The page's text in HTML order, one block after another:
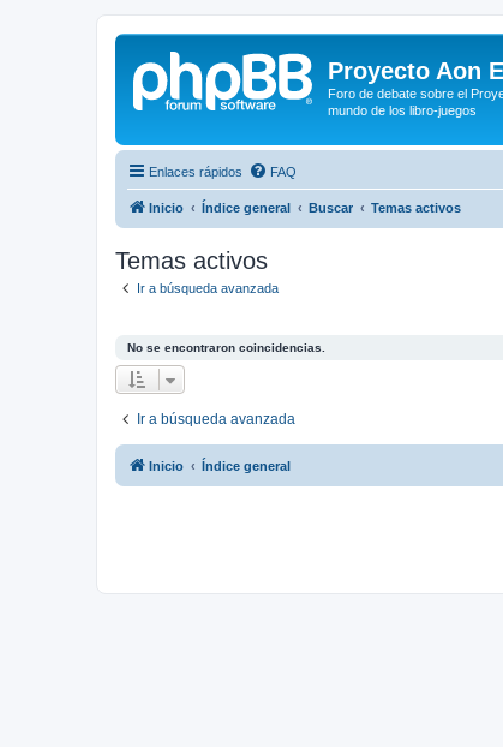
Proyecto Aon
Foro de debate sobre el
mundo de los libro-juegos
Enlaces rápidos FAQ
Inicio Índice general Buscar Temas activos
Temas activos
Ir a búsqueda avanzada
No se encontraron coincidencias.
Ir a búsqueda avanzada
Inicio Índice general